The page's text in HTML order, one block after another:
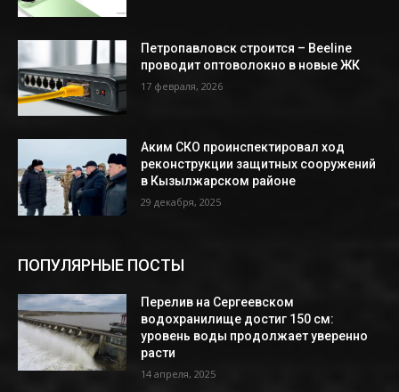
Петропавловск строится – Beeline
проводит оптоволокно в новые ЖК
17 февраля, 2026
Аким СКО проинспектировал ход
реконструкции защитных сооружений
в Кызылжарском районе
29 декабря, 2025
ПОПУЛЯРНЫЕ ПОСТЫ
Перелив на Сергеевском
водохранилище достиг 150 см:
уровень воды продолжает уверенно
расти
14 апреля, 2025